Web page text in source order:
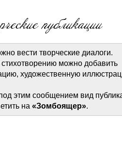
вести творческие диалоги.
можно добавить
художественную
этим сообщением вид
на «Зомбоящер».